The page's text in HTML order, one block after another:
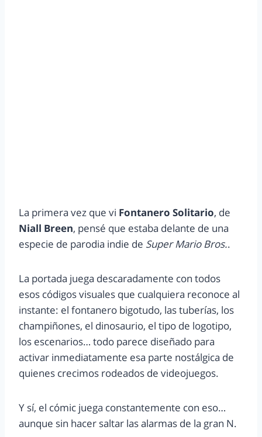
La primera vez que vi Fontanero Solitario, de
Niall Breen, pensé que estaba delante de una
especie de parodia indie de Super Mario Bros..
La portada juega descaradamente con todos
esos códigos visuales que cualquiera reconoce al
instante: el fontanero bigotudo, las tuberías, los
champiñones, el dinosaurio, el tipo de logotipo,
los escenarios… todo parece diseñado para
activar inmediatamente esa parte nostálgica de
quienes crecimos rodeados de videojuegos.
Y sí, el cómic juega constantemente con eso…
aunque sin hacer saltar las alarmas de la gran N.